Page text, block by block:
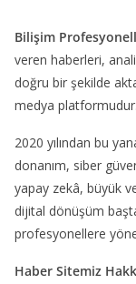
Bilişim
veren haberleri,
doğru bir şekilde
medya platformudur.
2020 yılından bu
donanım, siber
yapay zekâ, büyük
dijital dönüşüm
profesyonellere
Haber Sitemiz